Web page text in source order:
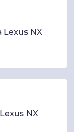
NX
NX